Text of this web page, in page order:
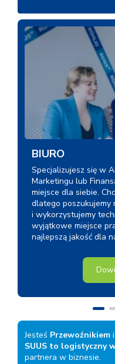
BIURO
Specjalizujesz się w
Marketingu lub
miejsce dla siebie.
dlatego poszukujemy
i wykorzystujemy
wyjątkowe miejsce
najlepszą jakość dla
Jesteś Przewoźnikiemi
SUUS to logistyczny
partnera w biznesie.